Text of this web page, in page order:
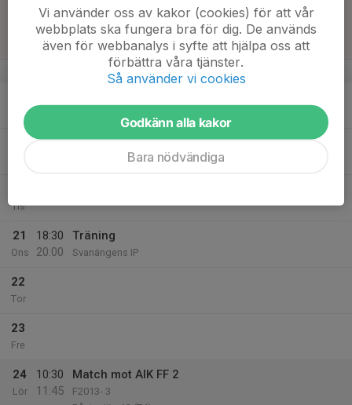
13:00
14:15
Match mot Sundbybergs IK Grön
F2013- 3
Svanängens IP 22
v.21
Mån
18:30
Träning
Svanängens IP
Tis
21
Ons
18:30
20:00
Träning
Svanängens IP
22
Tor
23
Fre
24
Lör
10:30
11:45
Match mot AIK FF 2
F2013- 3
Vi använder oss av kakor (cookies) för att vår
webbplats ska fungera bra för dig. De används
även för webbanalys i syfte att hjälpa oss att
förbättra våra tjänster.
Så använder vi cookies
Godkänn alla kakor
Bara nödvändiga